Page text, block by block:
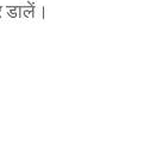
डालें।